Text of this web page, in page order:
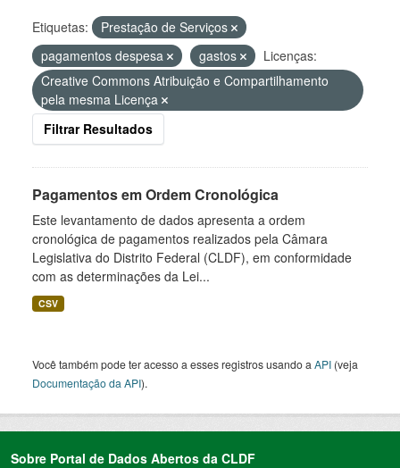
Etiquetas:
Prestação de Serviços
pagamentos despesa
gastos
Licenças:
Creative Commons Atribuição e Compartilhamento
pela mesma Licença
Filtrar Resultados
Pagamentos em Ordem Cronológica
Este levantamento de dados apresenta a ordem
cronológica de pagamentos realizados pela Câmara
Legislativa do Distrito Federal (CLDF), em conformidade
com as determinações da Lei...
CSV
Você também pode ter acesso a esses registros usando a API (veja
Documentação da API).
Sobre Portal de Dados Abertos da CLDF